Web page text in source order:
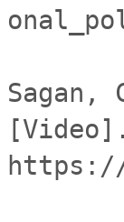
Sagan,
https://